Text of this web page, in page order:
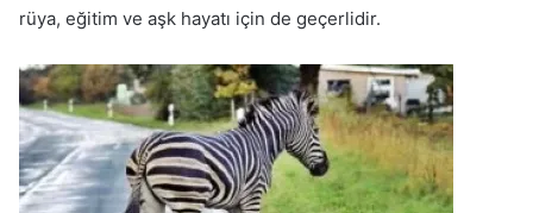
rüya, eğitim ve aşk hayatı için de geçerlidir.